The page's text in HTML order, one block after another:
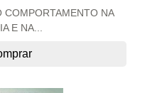
COMPORTAMENTO NA
E NA...